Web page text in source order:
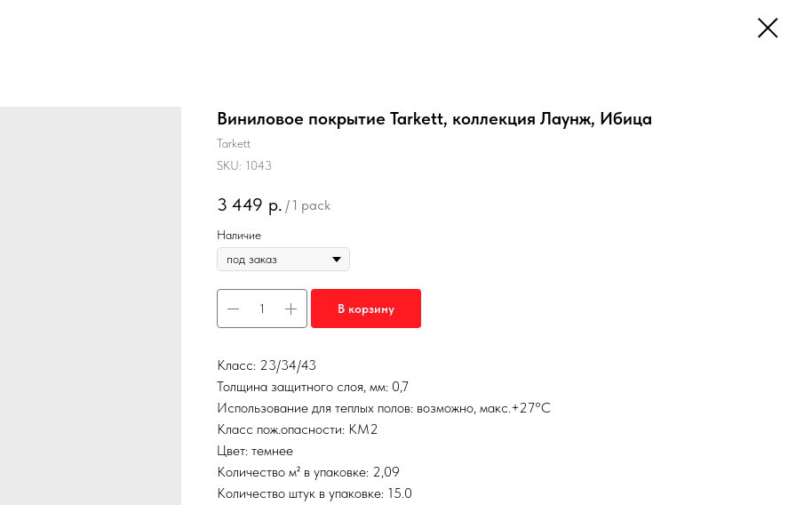
Виниловое покрытие Tarkett, коллекция Лаунж, Ибица
Tarkett
SKU: 1043
3 449 р. / 1 pack
Наличие
В корзину
Класс: 23/34/43
Толщина защитного слоя, мм: 0,7
Использование для теплых полов: возможно, макс.+27°С
Класс пож.опасности: КМ2
Цвет: темнее
Количество м² в упаковке: 2,09
Количество штук в упаковке: 15.0